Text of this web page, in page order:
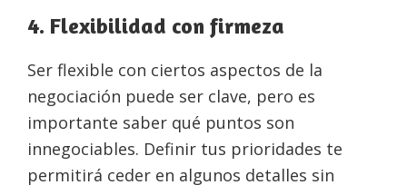
4. Flexibilidad con firmeza
Ser flexible con ciertos aspectos de la
negociación puede ser clave, pero es
importante saber qué puntos son
innegociables. Definir tus prioridades te
permitirá ceder en algunos detalles sin